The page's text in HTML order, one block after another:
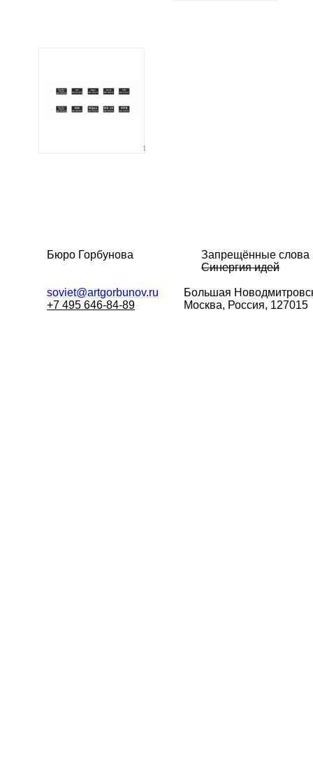
1
Бюро Горбунова
Запрещённые слова
Синергия идей
soviet@artgorbunov.ru
+7 495 646-84-89
Большая
Москва, Россия, 127015